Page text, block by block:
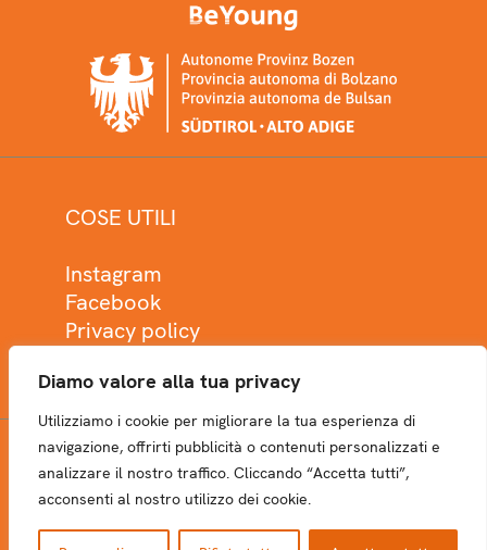
Diamo valore alla tua privacy
Utilizziamo i cookie per migliorare la tua esperienza di
navigazione, offrirti pubblicità o contenuti personalizzati e
analizzare il nostro traffico. Cliccando “Accetta tutti”,
acconsenti al nostro utilizzo dei cookie.
COSE UTILI
Instagram
Facebook
Privacy policy
NEWSLETTER